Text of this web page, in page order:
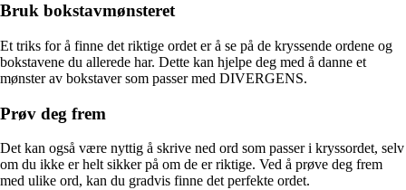
Bruk bokstavmønsteret
Et triks for å finne det riktige ordet er å se på de kryssende ordene og
bokstavene du allerede har. Dette kan hjelpe deg med å danne et
mønster av bokstaver som passer med DIVERGENS.
Prøv deg frem
Det kan også være nyttig å skrive ned ord som passer i kryssordet, selv
om du ikke er helt sikker på om de er riktige. Ved å prøve deg frem
med ulike ord, kan du gradvis finne det perfekte ordet.